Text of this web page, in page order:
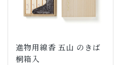
進物用線香 五山 のきば
桐箱入